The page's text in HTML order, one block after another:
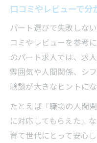
口コミやレビューで分
パート選びで失敗しな
コミやレビューを参考
のパート求人では、求
雰囲気や人間関係、シ
験談が大きなヒントにな
たとえば「職場の人間
に対応してもらえた」
育て世代にとって安心